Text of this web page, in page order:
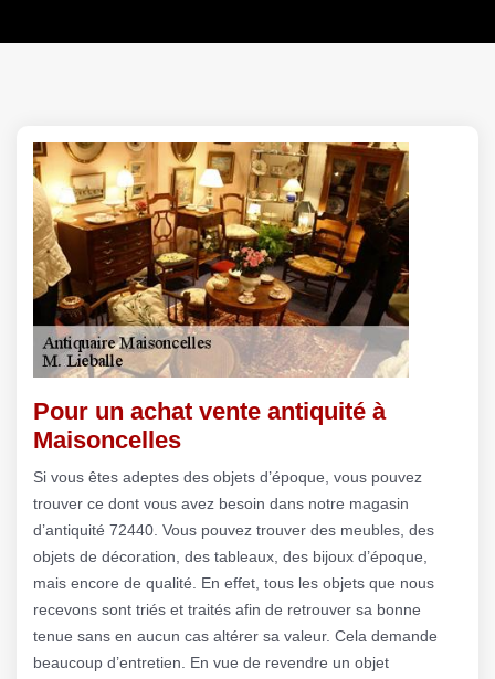
Pour un achat vente antiquité à
Maisoncelles
Si vous êtes adeptes des objets d’époque, vous pouvez
trouver ce dont vous avez besoin dans notre magasin
d’antiquité 72440. Vous pouvez trouver des meubles, des
objets de décoration, des tableaux, des bijoux d’époque,
mais encore de qualité. En effet, tous les objets que nous
recevons sont triés et traités afin de retrouver sa bonne
tenue sans en aucun cas altérer sa valeur. Cela demande
beaucoup d’entretien. En vue de revendre un objet